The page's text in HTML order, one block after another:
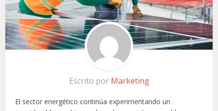
Escrito por Marketing
El sector energético continúa experimentando un